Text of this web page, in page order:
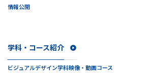
情報公開
学科・コース紹介
ビジュアルデザイン学科映像・動画コース